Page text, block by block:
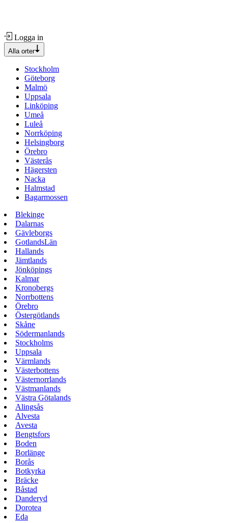
Logga in
Alla orter
Stockholm
Göteborg
Malmö
Uppsala
Linköping
Umeå
Luleå
Norrköping
Helsingborg
Örebro
Västerås
Hägersten
Nacka
Halmstad
Bagarmossen
Blekinge
Dalarnas
Gävleborgs
GotlandsLän
Hallands
Jämtlands
Jönköpings
Kalmar
Kronobergs
Norrbottens
Örebro
Östergötlands
Skåne
Södermanlands
Stockholms
Uppsala
Värmlands
Västerbottens
Västernorrlands
Västmanlands
Västra Götalands
Alingsås
Alvesta
Avesta
Bengtsfors
Boden
Borlänge
Borås
Botkyrka
Bräcke
Båstad
Danderyd
Dorotea
Eda